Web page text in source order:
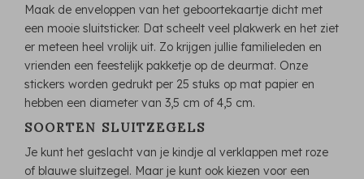
Maak de enveloppen van het geboortekaartje dicht met
een mooie sluitsticker. Dat scheelt veel plakwerk en het ziet
er meteen heel vrolijk uit. Zo krijgen jullie familieleden en
vrienden een feestelijk pakketje op de deurmat. Onze
stickers worden gedrukt per 25 stuks op mat papier en
hebben een diameter van 3,5 cm of 4,5 cm.
SOORTEN SLUITZEGELS
Je kunt het geslacht van je kindje al verklappen met roze
of blauwe sluitzegel. Maar je kunt ook kiezen voor een